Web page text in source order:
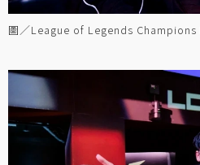
圖／League of Legends Champions